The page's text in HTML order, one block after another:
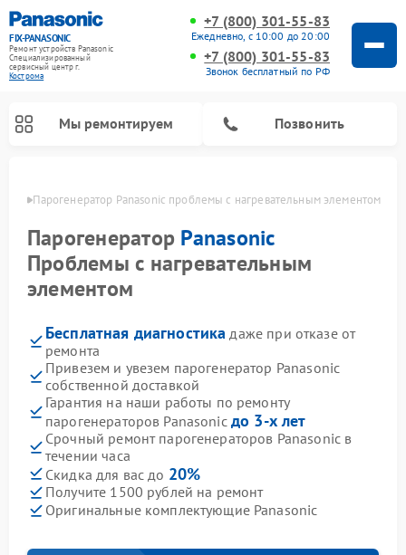
FIX-PANASONIC
Ремонт устройств Panasonic
Специализированный
cервисный центр г.
Кострома
+7 (800) 301-55-83
Ежедневно, с 10:00 до 20:00
+7 (800) 301-55-83
Звонок бесплатный по РФ
Мы ремонтируем Позвонить
Парогенератор Panasonic проблемы с нагревательным элементом
Парогенератор Panasonic
Проблемы с нагревательным
элементом
Бесплатная диагностика даже при отказе от
ремонта
Привезем и увезем парогенератор Panasonic
собственной доставкой
Гарантия на наши работы по ремонту
парогенераторов Panasonic до 3-х лет
Срочный ремонт парогенераторов Panasonic в
течении часа
Скидка для вас до 20%
Получите 1500 рублей на ремонт
Оригинальные комплектующие Panasonic